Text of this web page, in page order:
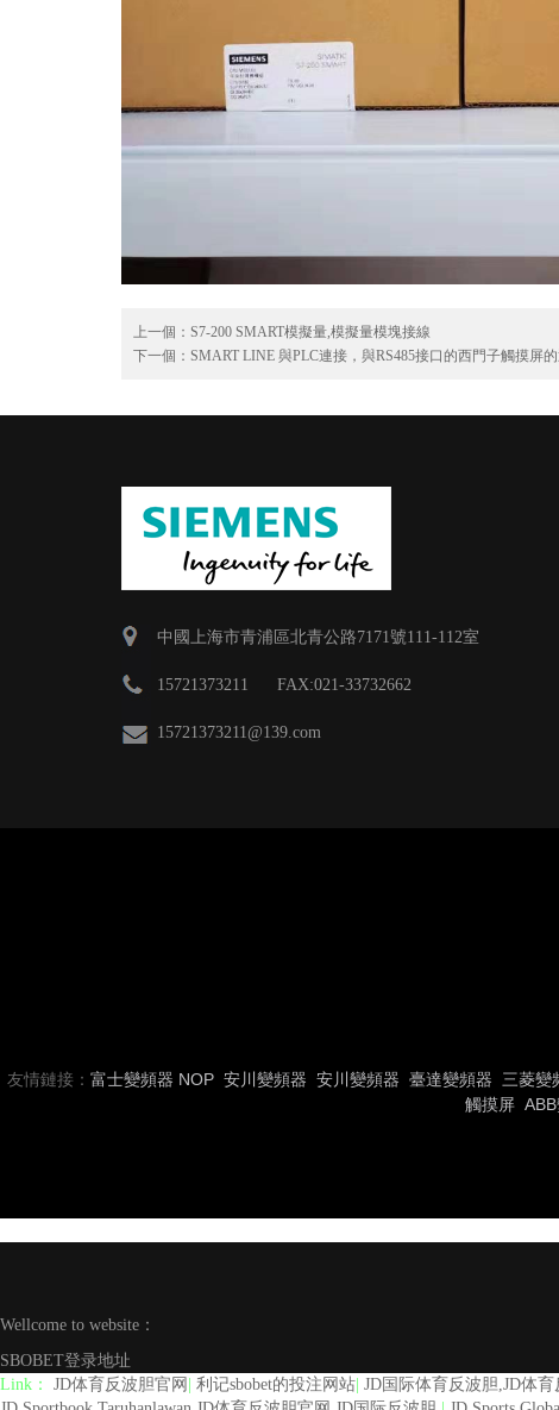
上一個： S7-200 SMART模擬量,模擬量模塊接線
下一個： SMART LINE 與PLC連接，與RS485接口的西門子觸摸屏
中國上海市青浦區北青公路7171號111-112室
15721373211 FAX:021-33732662
15721373211@139.com
友情鏈接： 富士變頻器 NOP 安川變頻器 安川變頻器 臺達變頻器 三菱變
觸摸屏
Wellcome to website：
SBOBET登录地址
Link： JD体育反波胆官网 利记sbobet的投注网站 JD国际体育反波胆,JD体